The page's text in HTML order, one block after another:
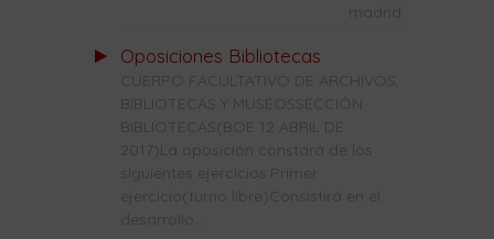
madrid
Oposiciones Bibliotecas
CUERPO FACULTATIVO DE ARCHIVOS,
BIBLIOTECAS Y MUSEOSSECCIÓN
BIBLIOTECAS(BOE 12 ABRIL DE
2017)La oposición constará de los
siguientes ejercicios:Primer
ejercicio(turno libre)Consistirá en el
desarrollo...